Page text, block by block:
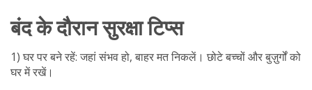
बंद के दौरान सुरक्षा टिप्स
1) घर पर बने रहें: जहां संभव हो, बाहर मत निकलें। छोटे बच्चों और बुज़ुर्गों को
घर में रखें।